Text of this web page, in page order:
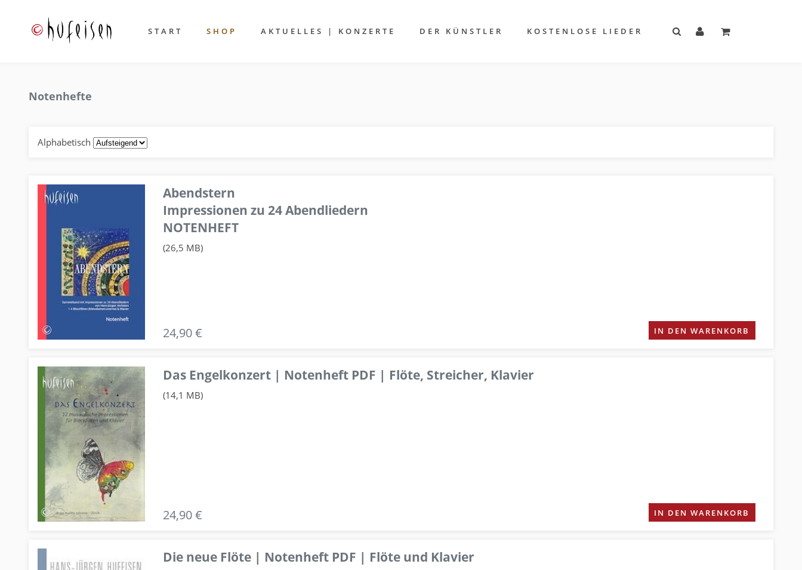
START SHOP AKTUELLES | KONZERTE DER KÜNSTLER KOSTENLOSE LIEDER
Notenhefte
Alphabetisch
Abendstern
Impressionen zu 24 Abendliedern
NOTENHEFT
(26,5 MB)
24,90 € IN DEN WARENKORB
Das Engelkonzert | Notenheft PDF | Flöte, Streicher, Klavier
(14,1 MB)
24,90 € IN DEN WARENKORB
Die neue Flöte | Notenheft PDF | Flöte und Klavier